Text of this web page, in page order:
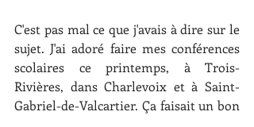
C'est pas mal ce que j'avais à dire sur le
sujet. J'ai adoré faire mes conférences
scolaires ce printemps, à Trois-
Rivières, dans Charlevoix et à Saint-
Gabriel-de-Valcartier. Ça faisait un bon